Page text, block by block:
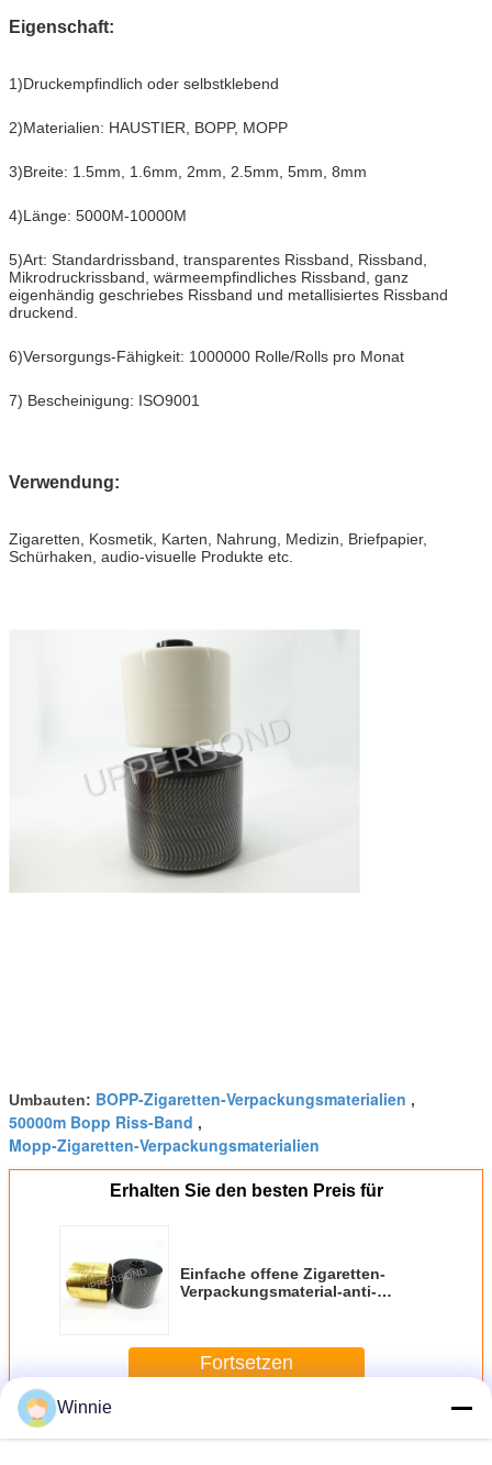
Eigenschaft:
1)Druckempfindlich oder selbstklebend
2)Materialien: HAUSTIER, BOPP, MOPP
3)Breite: 1.5mm, 1.6mm, 2mm, 2.5mm, 5mm, 8mm
4)Länge: 5000M-10000M
5)Art: Standardrissband, transparentes Rissband, Rissband,
Mikrodruckrissband, wärmeempfindliches Rissband, ganz
eigenhändig geschriebes Rissband und metallisiertes Rissband
druckend.
6)Versorgungs-Fähigkeit: 1000000 Rolle/Rolls pro Monat
7) Bescheinigung: ISO9001
Verwendung:
Zigaretten, Kosmetik, Karten, Nahrung, Medizin, Briefpapier,
Schürhaken, audio-visuelle Produkte etc.
Umbauten: BOPP-Zigaretten-Verpackungsmaterialien ,
50000m Bopp Riss-Band ,
Mopp-Zigaretten-Verpackungsmaterialien
Erhalten Sie den besten Preis für
Einfache offene Zigaretten-
Verpackungsmaterial-anti-
Fortsetzen
Mehr
Winnie